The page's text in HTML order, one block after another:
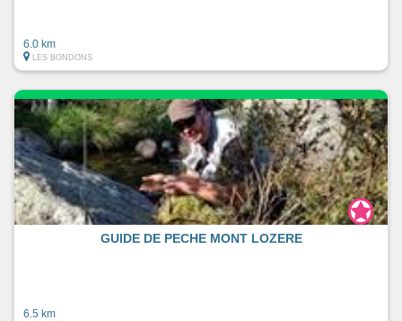
6.0 km
LES BONDONS
GUIDE DE PECHE MONT LOZERE
6.5 km